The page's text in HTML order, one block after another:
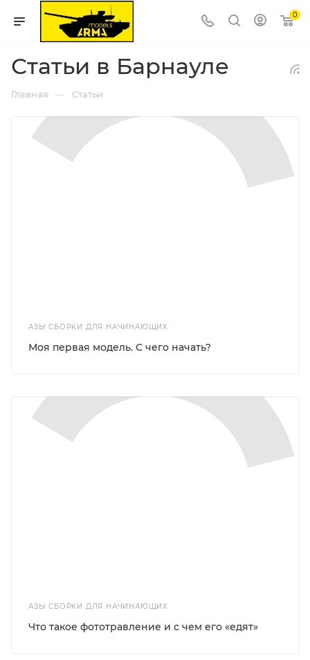
0
Статьи в Барнауле
Главная — Статьи
АЗЫ СБОРКИ ДЛЯ НАЧИНАЮЩИХ
Моя первая модель. С чего начать?
АЗЫ СБОРКИ ДЛЯ НАЧИНАЮЩИХ
Что такое фототравление и с чем его «едят»